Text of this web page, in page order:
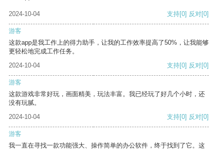
2024-10-04 支持[0] 反对[0]
游客
这款app是我工作上的得力助手，让我的工作效率提高了50%，让我能够
更轻松地完成工作任务。
2024-10-04
支持[0] 反对[0]
游客
这款游戏非常好玩，画面精美，玩法丰富。我已经玩了好几个小时，还
没有玩腻。
2024-10-04
支持[0] 反对[0]
游客
我一直在寻找一款功能强大、操作简单的办公软件，终于找到了它。这